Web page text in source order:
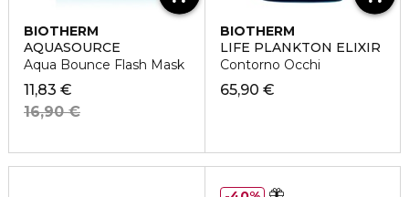
BIOTHERM
AQUASOURCE
Aqua Bounce Flash Mask
11,83 €
16,90 €
BIOTHERM
LIFE PLANKTON ELIXIR
Contorno Occhi
65,90 €